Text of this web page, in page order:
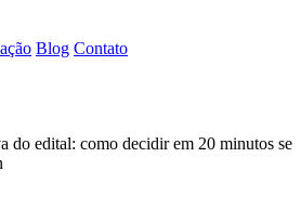
Blog Contato
do edital: como decidir em 20 minutos se